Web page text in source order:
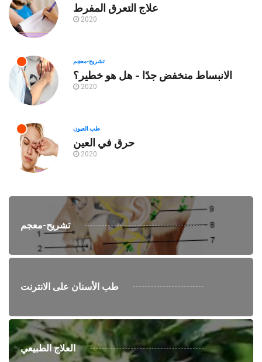
علاج التعرق المفرط
2020
تشريح-معجم
الانبساط منخفض جدًا - هل هو خطير؟
2020
طب العيون
حرق في العين
2020
تشريح-معجم
طب الأسنان على الانترنت
العلاج الطبيعي